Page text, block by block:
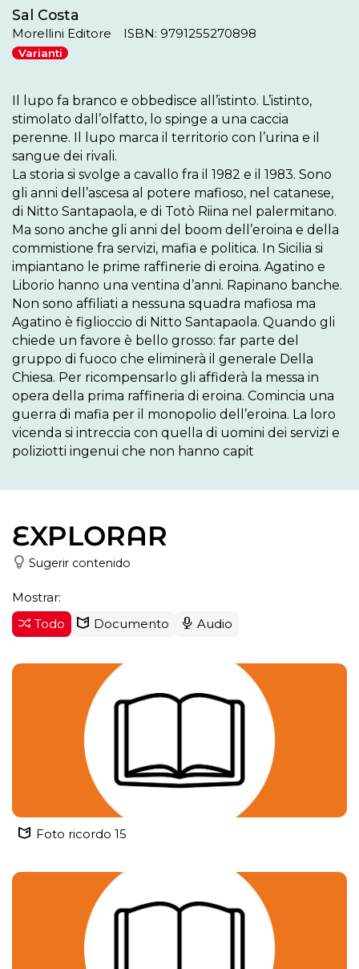
Sal Costa
Morellini Editore ISBN: 9791255270898
Varianti
Il lupo fa branco e obbedisce all’istinto. L’istinto,
stimolato dall’olfatto, lo spinge a una caccia
perenne. Il lupo marca il territorio con l’urina e il
sangue dei rivali.
La storia si svolge a cavallo fra il 1982 e il 1983. Sono
gli anni dell’ascesa al potere mafioso, nel catanese,
di Nitto Santapaola, e di Totò Riina nel palermitano.
Ma sono anche gli anni del boom dell’eroina e della
commistione fra servizi, mafia e politica. In Sicilia si
impiantano le prime raffinerie di eroina. Agatino e
Liborio hanno una ventina d’anni. Rapinano banche.
Non sono affiliati a nessuna squadra mafiosa ma
Agatino è figlioccio di Nitto Santapaola. Quando gli
chiede un favore è bello grosso: far parte del
gruppo di fuoco che eliminerà il generale Della
Chiesa. Per ricompensarlo gli affiderà la messa in
opera della prima raffineria di eroina. Comincia una
guerra di mafia per il monopolio dell’eroina. La loro
vicenda si intreccia con quella di uomini dei servizi e
poliziotti ingenui che non hanno capit
EXPLORAR
Sugerir contenido
Mostrar:
Todo
Documento Audio
Foto ricordo 15